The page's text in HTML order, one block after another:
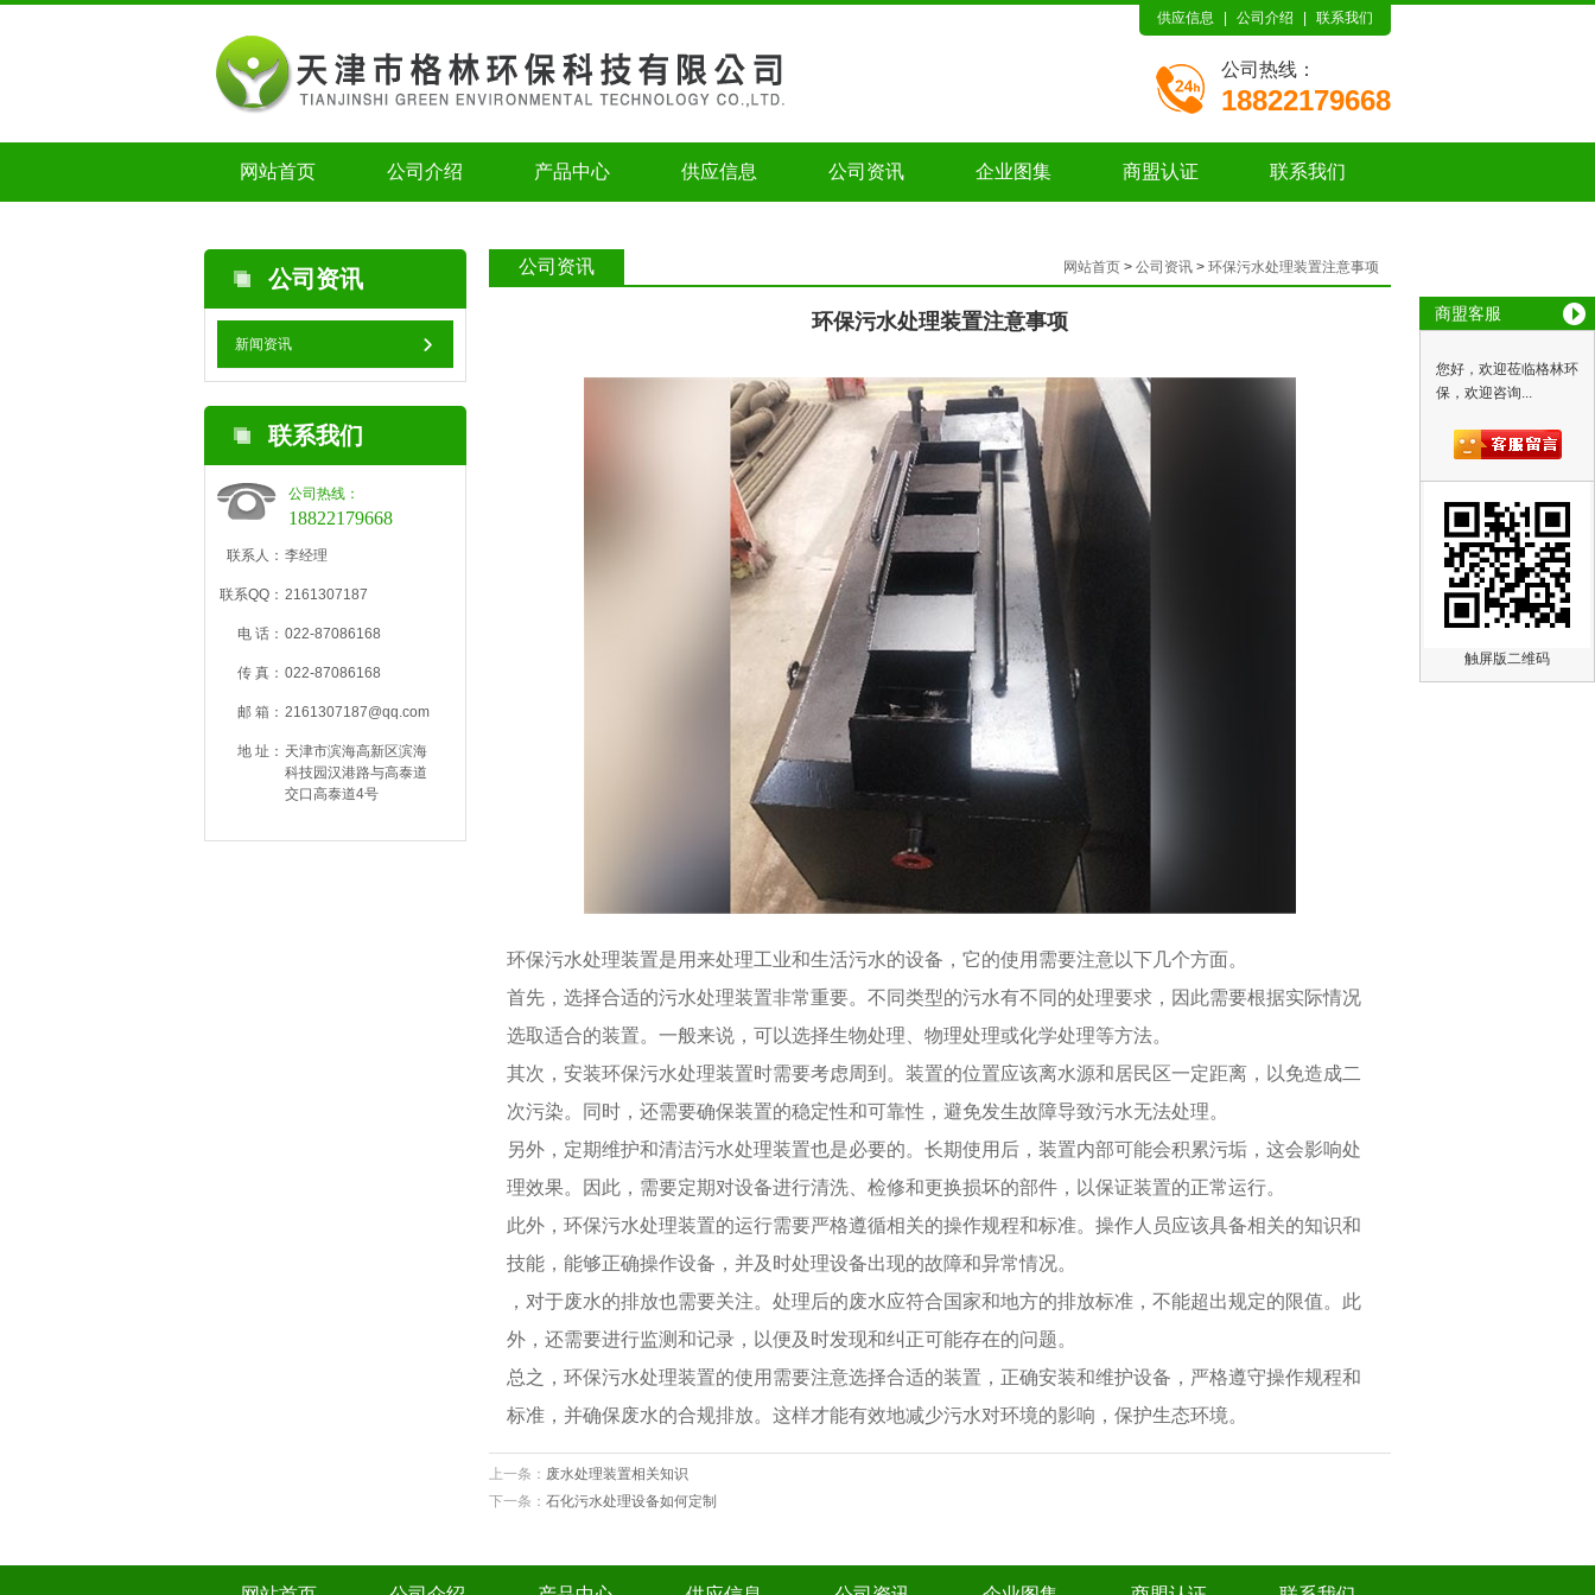
商盟客服
您好，欢迎莅临格林环
保，欢迎咨询...
触屏版二维码
供应信息 公司介绍 联系我们
公司热线：
18822179668
网站首页 公司介绍 产品中心 供应信息 公司资讯 企业图集 商盟认证 联系我们
公司资讯
新闻资讯
联系我们
公司热线：
18822179668
联系人： 李经理
联系QQ： 2161307187
电 话： 022-87086168
传 真： 022-87086168
邮 箱： 2161307187@qq.com
地 址： 天津市滨海高新区滨海
科技园汉港路与高泰道
交口高泰道4号
网站首页 > 公司资讯 > 环保污水处理装置注意事项
公司资讯
环保污水处理装置注意事项
环保污水处理装置是用来处理工业和生活污水的设备，它的使用需要注意以下几个方面。
首先，选择合适的污水处理装置非常重要。不同类型的污水有不同的处理要求，因此需要根据实际情况
选取适合的装置。一般来说，可以选择生物处理、物理处理或化学处理等方法。
其次，安装环保污水处理装置时需要考虑周到。装置的位置应该离水源和居民区一定距离，以免造成二
次污染。同时，还需要确保装置的稳定性和可靠性，避免发生故障导致污水无法处理。
另外，定期维护和清洁污水处理装置也是必要的。长期使用后，装置内部可能会积累污垢，这会影响处
理效果。因此，需要定期对设备进行清洗、检修和更换损坏的部件，以保证装置的正常运行。
此外，环保污水处理装置的运行需要严格遵循相关的操作规程和标准。操作人员应该具备相关的知识和
技能，能够正确操作设备，并及时处理设备出现的故障和异常情况。
，对于废水的排放也需要关注。处理后的废水应符合国家和地方的排放标准，不能超出规定的限值。此
外，还需要进行监测和记录，以便及时发现和纠正可能存在的问题。
总之，环保污水处理装置的使用需要注意选择合适的装置，正确安装和维护设备，严格遵守操作规程和
标准，并确保废水的合规排放。这样才能有效地减少污水对环境的影响，保护生态环境。
上一条： 废水处理装置相关知识
下一条： 石化污水处理设备如何定制